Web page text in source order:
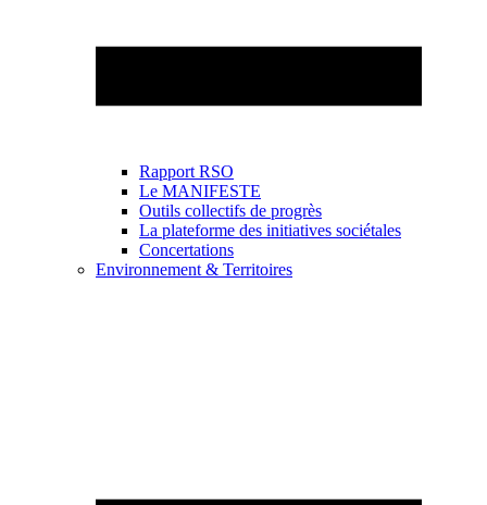
Rapport RSO
Le MANIFESTE
Outils collectifs de progrès
La plateforme des initiatives sociétales
Concertations
Environnement & Territoires